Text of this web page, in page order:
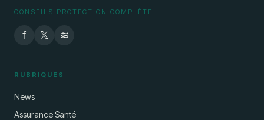
CONSEILS PROTECTION COMPLÈTE
f 𝕏 ≋
RUBRIQUES
News
Assurance Santé